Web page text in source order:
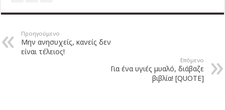
Προηγούμενο
Μην ανησυχείς, κανείς δεν
είναι τέλειος!
Επόμενο
Για ένα υγιές μυαλό, διάβαζε
βιβλία! [QUOTE]